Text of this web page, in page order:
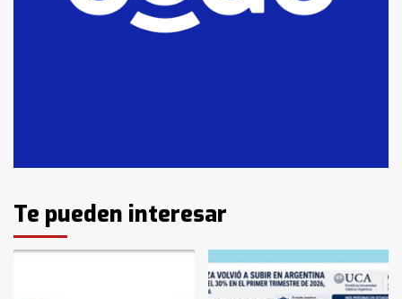
T.Lauquen: se vendió el edificio de
lo que fue la planta Industrial del
3
Identidad de los adolescentes
pampeanos que fueron
en la mañana del lunes
Te pueden interesar